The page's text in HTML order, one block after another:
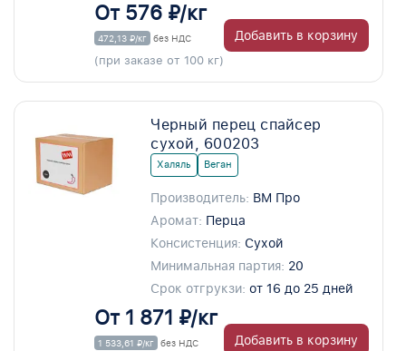
От 576 ₽/кг
472,13 ₽/кг без НДС
(при заказе от 100 кг)
Добавить в корзину
Черный перец спайсер
сухой, 600203
Халяль Веган
Производитель: ВМ Про
Аромат: Перца
Консистенция: Сухой
Минимальная партия: 20
Срок отгрукзи: от 16 до 25 дней
От 1 871 ₽/кг
1 533,61 ₽/кг без НДС Добавить в корзину